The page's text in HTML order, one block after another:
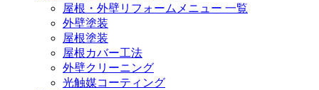
屋根・外壁リフォームメニュー 一覧
外壁塗装
屋根塗装
屋根カバー工法
外壁クリーニング
光触媒コーティング